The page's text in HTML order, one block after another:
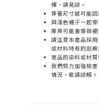
擇，請見諒。
穿著尺寸感可能
與淺色襪子一起
摩擦可能會導致褪
請注意本產品採
或材料特有的刮
商品的染料或材
我們努力加強檢
情況，敬請諒解。